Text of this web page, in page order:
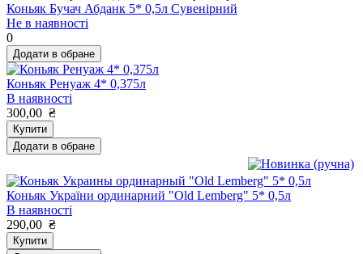
Коньяк Бучач Абданк 5* 0,5л Сувенірний
Не в наявності
0
Додати в обране
Коньяк Ренуаж 4* 0,375л
В наявності
300,00 ₴
Купити
Додати в обране
Коньяк України ординарний "Old Lemberg" 5* 0,5л
В наявності
290,00 ₴
Купити